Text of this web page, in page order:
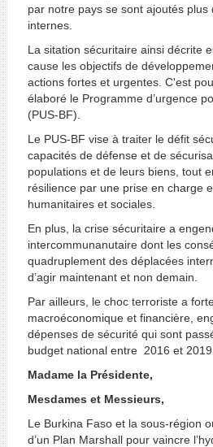
par notre pays se sont ajoutés
internes.
La sitation sécuritaire ainsi décrite
cause les objectifs de
actions fortes et urgentes. C'est
élaboré le Programme d’urgence
(PUS-BF).
Le PUS-BF vise à traiter le défit
capacités de défense et de
populations et de leurs biens, tout
résilience par une prise en charge
humanitaires et sociales.
En plus, la crise sécuritaire a
intercommunanutaire dont les
quadruplement des déplacées
d’agir maintenant et non demain.
Par ailleurs, le choc terroriste a
macroéconomique et financière,
dépenses de sécurité qui sont
budget national entre 2016 et 2019.
Madame la Présidente,
Mesdames et Messieurs,
Le Burkina Faso et la sous-région
d’un Plan Marshall pour vaincre